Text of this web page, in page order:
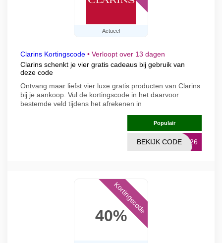
Actueel
Clarins Kortingscode • Verloopt over 13 dagen
Clarins schenkt je vier gratis cadeaus bij gebruik van
deze code
Ontvang maar liefst vier luxe gratis producten van Clarins
bij je aankoop. Vul de kortingscode in het daarvoor
bestemde veld tijdens het afrekenen in
Populair
TY26
BEKIJK CODE
40%
Kortingscode